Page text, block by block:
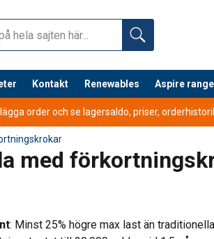
Kontakt Renewables Aspire
order och se lagersaldo, priser,
med
: Minst 25% högre max last än